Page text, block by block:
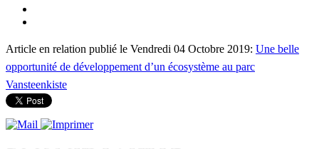
Article en relation publié le Vendredi 04 Octobre 2019: Une belle
opportunité de développement d’un écosystème au parc
Vansteenkiste